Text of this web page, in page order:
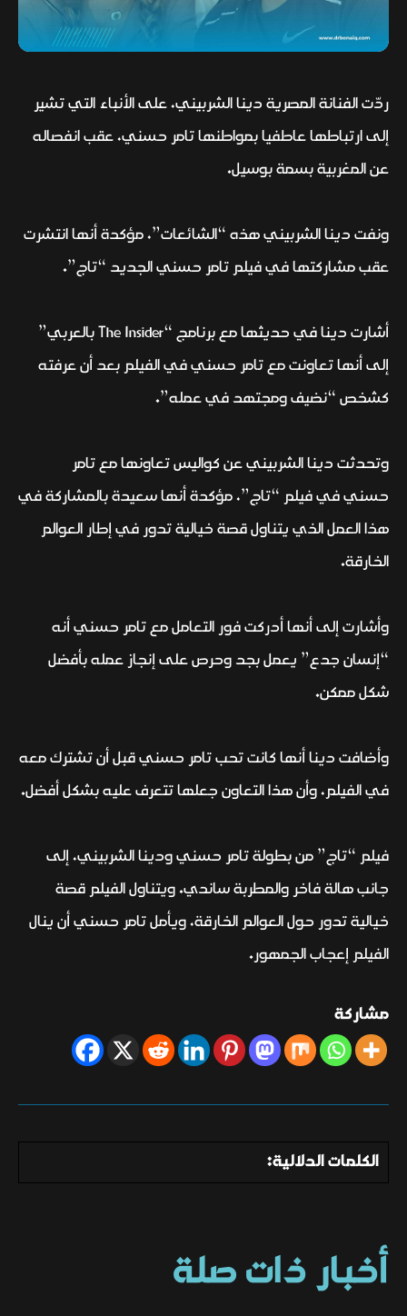
ردّت الفنانة المصرية دينا الشربيني، على الأنباء التي تشير
إلى ارتباطها عاطفيا بمواطنها تامر حسني، عقب انفصاله
عن المغربية بسمة بوسيل.
ونفت دينا الشربيني هذه “الشائعات”، مؤكدة أنها انتشرت
عقب مشاركتها في فيلم تامر حسني الجديد “تاج”.
أشارت دينا في حديثها مع برنامج “The Insider بالعربي”
إلى أنها تعاونت مع تامر حسني في الفيلم بعد أن عرفته
كشخص “نضيف ومجتهد في عمله”.
وتحدثت دينا الشربيني عن كواليس تعاونها مع تامر
حسني في فيلم “تاج”، مؤكدة أنها سعيدة بالمشاركة في
هذا العمل الذي يتناول قصة خيالية تدور في إطار العوالم
الخارقة.
وأشارت إلى أنها أدركت فور التعامل مع تامر حسني أنه
“إنسان جدع” يعمل بجد وحرص على إنجاز عمله بأفضل
شكل ممكن.
وأضافت دينا أنها كانت تحب تامر حسني قبل أن تشترك معه
في الفيلم، وأن هذا التعاون جعلها تتعرف عليه بشكل أفضل.
فيلم “تاج” من بطولة تامر حسني ودينا الشربيني، إلى
جانب هالة فاخر والمطربة ساندي. ويتناول الفيلم قصة
خيالية تدور حول العوالم الخارقة، ويأمل تامر حسني أن ينال
الفيلم إعجاب الجمهور.
مشاركة
الكلمات الدلالية:
أخبار ذات صلة